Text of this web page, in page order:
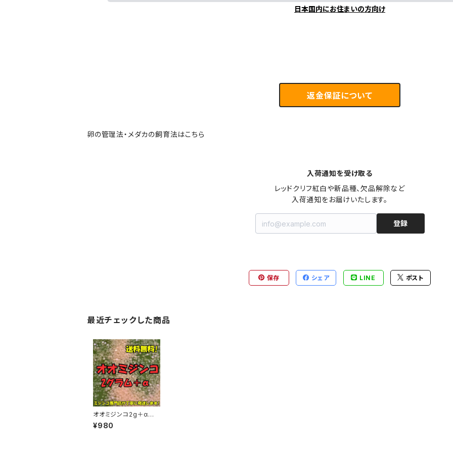
日本国内にお住まいの方向け
返金保証について
卵の管理法・メダカの飼育法はこちら
入荷通知を受け取る
レッドクリフ紅白や新品種、欠品解除など
入荷通知をお届けいたします。
登録
保存 シェア LINE ポスト
最近チェックした商品
オオミジンコ2g＋α メ
ダカの餌などに最適
¥980